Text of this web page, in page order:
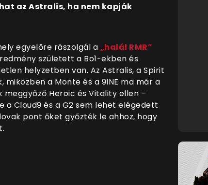
az Astralis, ha nem kapják
egyelőre rászolgál a „halál RMR”
született a Bo1-ekben és
helyzetben van. Az Astralis, a Spirit
miközben a Monte és a 9INE ma már a
Heroic és Vitality ellen –
a Cloud9 és a G2 sem lehet elégedett
pont őket győzték le ahhoz, hogy